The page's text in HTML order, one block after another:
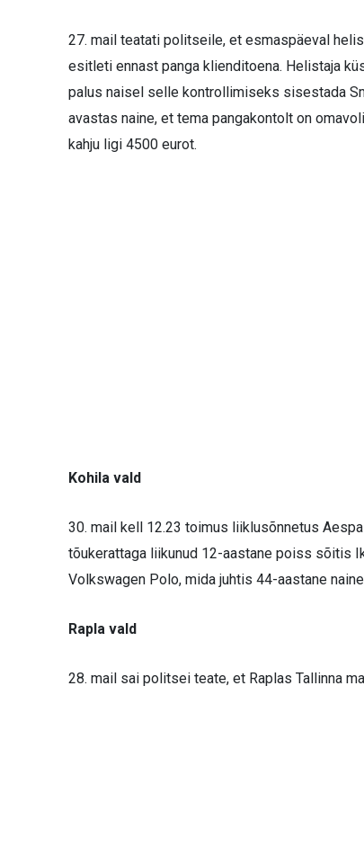
27. mail teatati politseile, et esmaspäeval
esitleti ennast panga klienditoena. Helistaja
palus naisel selle kontrollimiseks sisestada
avastas naine, et tema pangakontolt on
kahju ligi 4500 eurot.
Kohila vald
30. mail kell 12.23 toimus liiklusõnnetus
tõukerattaga liikunud 12-aastane poiss sõitis
Volkswagen Polo, mida juhtis 44-aastane
Rapla vald
28. mail sai politsei teate, et Raplas Tallinna